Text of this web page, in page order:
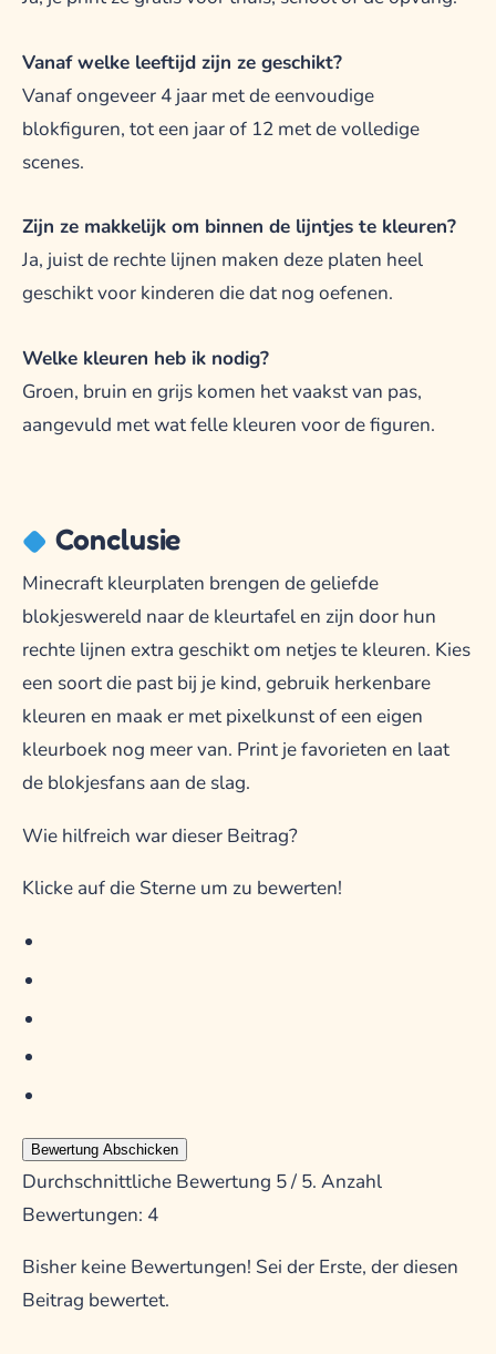
Vanaf welke leeftijd zijn ze geschikt?
Vanaf ongeveer 4 jaar met de eenvoudige
blokfiguren, tot een jaar of 12 met de volledige
scenes.
Zijn ze makkelijk om binnen de lijntjes te kleuren?
Ja, juist de rechte lijnen maken deze platen heel
geschikt voor kinderen die dat nog oefenen.
Welke kleuren heb ik nodig?
Groen, bruin en grijs komen het vaakst van pas,
aangevuld met wat felle kleuren voor de figuren.
Conclusie
Minecraft kleurplaten brengen de geliefde
blokjeswereld naar de kleurtafel en zijn door hun
rechte lijnen extra geschikt om netjes te kleuren. Kies
een soort die past bij je kind, gebruik herkenbare
kleuren en maak er met pixelkunst of een eigen
kleurboek nog meer van. Print je favorieten en laat
de blokjesfans aan de slag.
Wie hilfreich war dieser Beitrag?
Klicke auf die Sterne um zu bewerten!
Bewertung Abschicken
Durchschnittliche Bewertung 5/ 5. Anzahl
Bewertungen: 4
Bisher keine Bewertungen! Sei der Erste, der diesen
Beitrag bewertet.